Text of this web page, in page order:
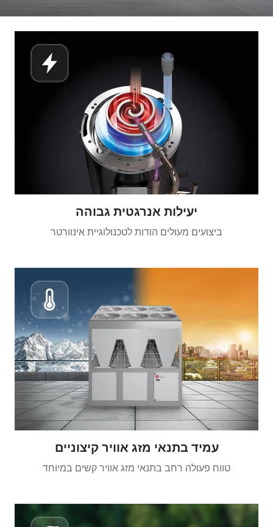
יעילות אנרגטית גבוהה
ביצועים מעולים הודות לטכנולוגיית אינוורטר
עמיד בתנאי מזג אוויר קיצוניים
טווח פעולה רחב בתנאי מזג אוויר קשים במיוחד